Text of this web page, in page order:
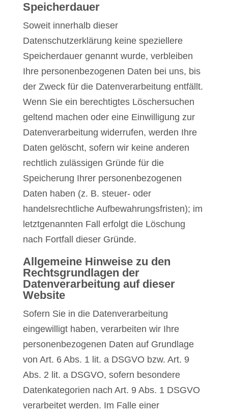
Speicherdauer
Soweit innerhalb dieser
Datenschutzerklärung keine speziellere
Speicherdauer genannt wurde, verbleiben
Ihre personenbezogenen Daten bei uns, bis
der Zweck für die Datenverarbeitung entfällt.
Wenn Sie ein berechtigtes Löschersuchen
geltend machen oder eine Einwilligung zur
Datenverarbeitung widerrufen, werden Ihre
Daten gelöscht, sofern wir keine anderen
rechtlich zulässigen Gründe für die
Speicherung Ihrer personenbezogenen
Daten haben (z. B. steuer- oder
handelsrechtliche Aufbewahrungsfristen); im
letztgenannten Fall erfolgt die Löschung
nach Fortfall dieser Gründe.
Allgemeine Hinweise zu den
Rechtsgrundlagen der
Datenverarbeitung auf dieser
Website
Sofern Sie in die Datenverarbeitung
eingewilligt haben, verarbeiten wir Ihre
personenbezogenen Daten auf Grundlage
von Art. 6 Abs. 1 lit. a DSGVO bzw. Art. 9
Abs. 2 lit. a DSGVO, sofern besondere
Datenkategorien nach Art. 9 Abs. 1 DSGVO
verarbeitet werden. Im Falle einer